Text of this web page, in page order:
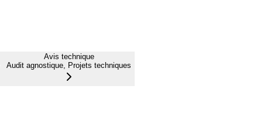
Avis technique
Audit agnostique, Projets techniques